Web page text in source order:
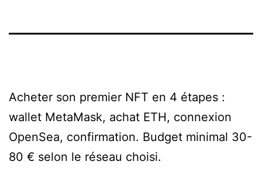
Acheter son premier NFT en 4 étapes :
wallet MetaMask, achat ETH, connexion
OpenSea, confirmation. Budget minimal 30-
80 € selon le réseau choisi.